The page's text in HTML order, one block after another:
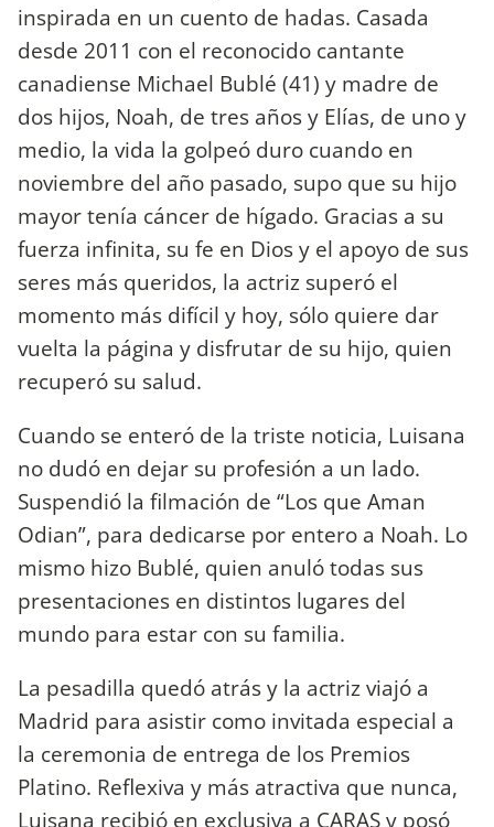
inspirada en un cuento de hadas. Casada
desde 2011 con el reconocido cantante
canadiense Michael Bublé (41) y madre de
dos hijos, Noah, de tres años y Elías, de uno y
medio, la vida la golpeó duro cuando en
noviembre del año pasado, supo que su hijo
mayor tenía cáncer de hígado. Gracias a su
fuerza infinita, su fe en Dios y el apoyo de sus
seres más queridos, la actriz superó el
momento más difícil y hoy, sólo quiere dar
vuelta la página y disfrutar de su hijo, quien
recuperó su salud.
Cuando se enteró de la triste noticia, Luisana
no dudó en dejar su profesión a un lado.
Suspendió la filmación de “Los que Aman
Odian”, para dedicarse por entero a Noah. Lo
mismo hizo Bublé, quien anuló todas sus
presentaciones en distintos lugares del
mundo para estar con su familia.
La pesadilla quedó atrás y la actriz viajó a
Madrid para asistir como invitada especial a
la ceremonia de entrega de los Premios
Platino. Reflexiva y más atractiva que nunca,
Luisana recibió en exclusiva a CARAS y posó